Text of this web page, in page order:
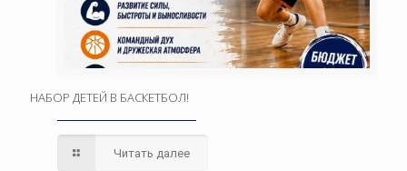
НАБОР ДЕТЕЙ В БАСКЕТБОЛ!
Читать далее